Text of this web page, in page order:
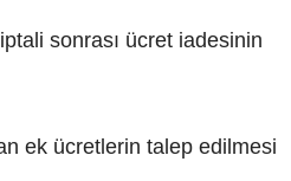
sonrası ücret iadesinin
ek ücretlerin talep edilmesi